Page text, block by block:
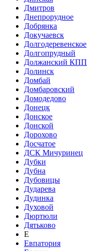
Дмитров
Днепрорудное
Добрянка
Докучаевск
Долгодеревенское
Долгопрудный
Должанский КПП
Долинск
Домбай
Домбаровский
Домодедово
Донецк
Донское
Донской
Дорохово
Досчатое
ДСК Мичуринец
Дубки
Дубна
Дубовицы
Дударева
Дудинка
Духовой
Дюртюли
Дятьково
Е
Евпатория